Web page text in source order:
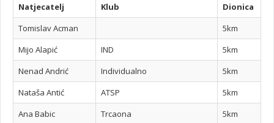
Natjecatelj Klub
Dionica
Tomislav Acman
5km
Mijo Alapić
IND
5km
Nenad Andrić
Individualno
5km
Nataša Antić
ATSP
5km
Ana Babic
Trcaona
5km